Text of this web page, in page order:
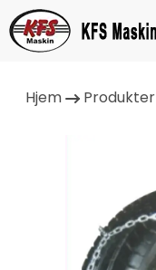
Hjem Produkter